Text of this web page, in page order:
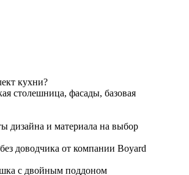
кухни?
столешница, фасады, базовая
дизайна и материала на выбор
доводчика от компании Boyard
с двойным поддоном